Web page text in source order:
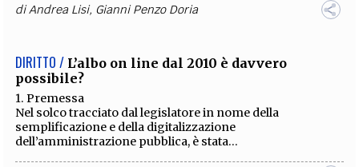
diAndrea Lisi, Gianni Penzo Doria
DIRITTO / L’albo on line dal 2010 è davvero
possibile?
1. Premessa
Nel solco tracciato dal legislatore in nome della
semplificazione e della digitalizzazione
dell’amministrazione pubblica, è stata...